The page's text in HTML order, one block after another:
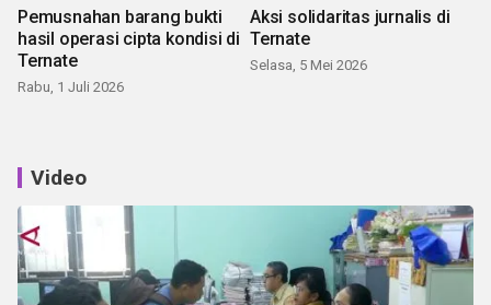
Pemusnahan barang bukti
hasil operasi cipta kondisi di
Ternate
Rabu, 1 Juli 2026
Aksi solidaritas jurnalis di
Ternate
Selasa, 5 Mei 2026
Video